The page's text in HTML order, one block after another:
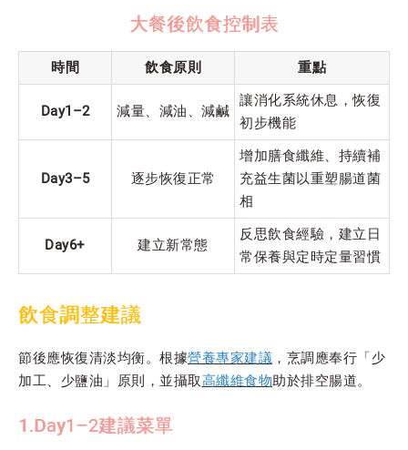
大餐後飲食控制表
時間 飲食原則 重點
Day1–2 減量、減油、減鹹
讓消化系統休息，恢復
初步機能
Day3–5 逐步恢復正常
增加膳食纖維、持續補
充益生菌以重塑腸道菌
相
Day6+ 建立新常態
反思飲食經驗，建立日
常保養與定時定量習慣
飲食調整建議
節後應恢復清淡均衡。根據營養專家建議 ，烹調應奉行「少
加工、少鹽油」原則，並攝取高纖維食物助於排空腸道。
1.Day1–2建議菜單